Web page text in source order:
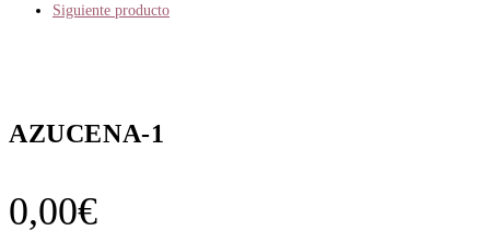
Siguiente producto
AZUCENA-1
0,00€